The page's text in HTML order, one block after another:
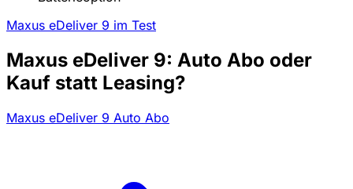
Maxus eDeliver 9 im Test
Maxus eDeliver 9: Auto Abo oder
Kauf statt Leasing?
Maxus eDeliver 9 Auto Abo